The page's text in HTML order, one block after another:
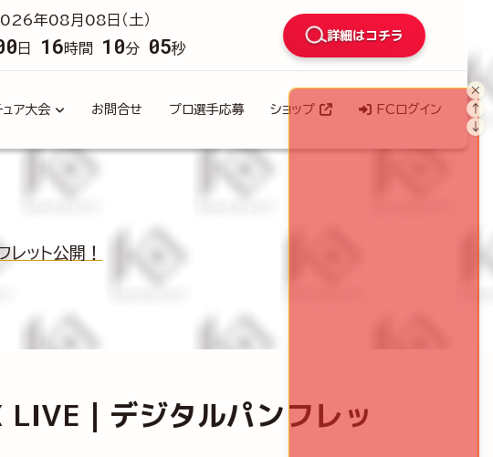
年08月08日（土）
日 16時間 10分 03秒
詳細はコチラ
ュア大会 お問合せ プロ選手応募 ショップ FCログイン
ット公開！
｜デジタルパンフレッ
×
↑
↓